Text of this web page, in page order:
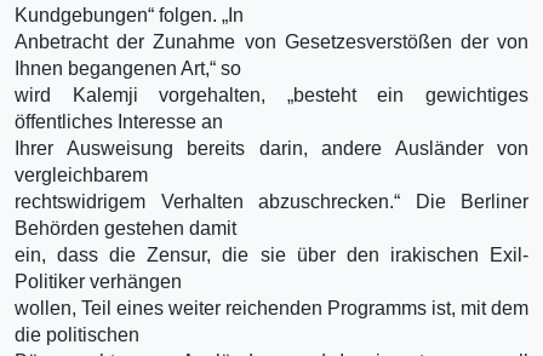
Kundgebungen“ folgen. „In
Anbetracht der Zunahme von Gesetzesverstößen der von
Ihnen begangenen Art,“ so
wird Kalemji vorgehalten, „besteht ein gewichtiges
öffentliches Interesse an
Ihrer Ausweisung bereits darin, andere Ausländer von
vergleichbarem
rechtswidrigem Verhalten abzuschrecken.“ Die Berliner
Behörden gestehen damit
ein, dass die Zensur, die sie über den irakischen Exil-
Politiker verhängen
wollen, Teil eines weiter reichenden Programms ist, mit dem
die politischen